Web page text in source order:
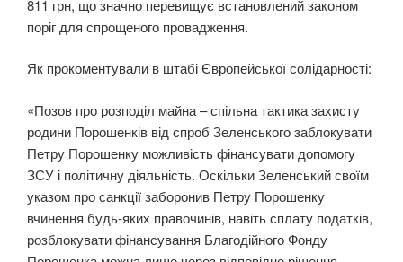
811 грн, що значно перевищує встановлений законом
поріг для спрощеного провадження.
Як прокоментували в штабі Європейської солідарності:
«Позов про розподіл майна – спільна тактика захисту
родини Порошенків від спроб Зеленського заблокувати
Петру Порошенку можливість фінансувати допомогу
ЗСУ і політичну діяльність. Оскільки Зеленський своїм
указом про санкції заборонив Петру Порошенку
вчинення будь-яких правочинів, навіть сплату податків,
розблокувати фінансування Благодійного Фонду